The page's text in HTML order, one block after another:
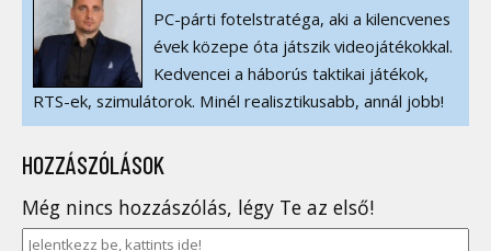
PC-párti fotelstratéga, aki a kilencvenes
évek közepe óta játszik videojátékokkal.
Kedvencei a háborús taktikai játékok,
RTS-ek, szimulátorok. Minél realisztikusabb, annál jobb!
HOZZÁSZÓLÁSOK
Még nincs hozzászólás, légy Te az első!